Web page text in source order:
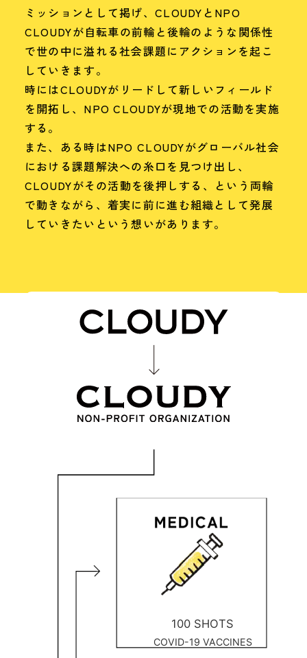
ミッションとして掲げ、CLOUDYとNPO
CLOUDYが自転車の前輪と後輪のような関係性
で世の中に溢れる社会課題にアクションを起こ
していきます。
時にはCLOUDYがリードして新しいフィールド
を開拓し、NPO CLOUDYが現地での活動を実施
する。
また、ある時はNPO CLOUDYがグローバル社会
における課題解決への糸口を見つけ出し、
CLOUDYがその活動を後押しする、という両輪
で動きながら、着実に前に進む組織として発展
していきたいという想いがあります。
100 SHOTS
COVID-19 VACCINES